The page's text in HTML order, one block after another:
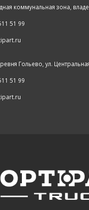
коммунальная зона,
51 99
Гольево, ул.
51 99